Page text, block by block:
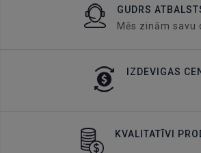
GUDRS
Mēs zinām savu
IZDEVIGAS
KVALITATĪVI